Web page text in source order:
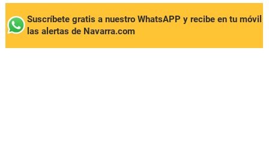
Suscríbete gratis a nuestro WhatsAPP y recibe en tu móvil
las alertas de Navarra.com